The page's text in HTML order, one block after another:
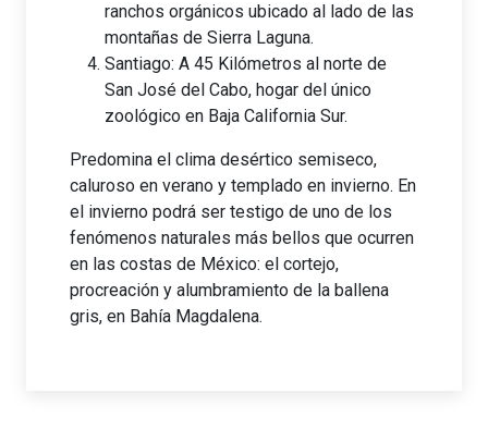
ranchos orgánicos ubicado al lado de las
montañas de Sierra Laguna.
Santiago: A 45 Kilómetros al norte de
San José del Cabo, hogar del único
zoológico en Baja California Sur.
Predomina el clima desértico semiseco,
caluroso en verano y templado en invierno. En
el invierno podrá ser testigo de uno de los
fenómenos naturales más bellos que ocurren
en las costas de México: el cortejo,
procreación y alumbramiento de la ballena
gris, en Bahía Magdalena.